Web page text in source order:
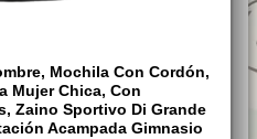
Mochila Con Cordón,
Mujer Chica, Con
Zaino Sportivo Di Grande
Acampada Gimnasio